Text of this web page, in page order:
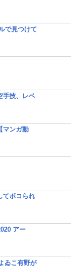
で見つけて
手技、レベ
マンガ動
てボコられ
アー
ゐこ有野が